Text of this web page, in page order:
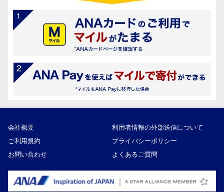
会社概要
利用者情報の外部送信について
ご利用規約
プライバシーポリシー
お問い合わせ
よくあるご質問